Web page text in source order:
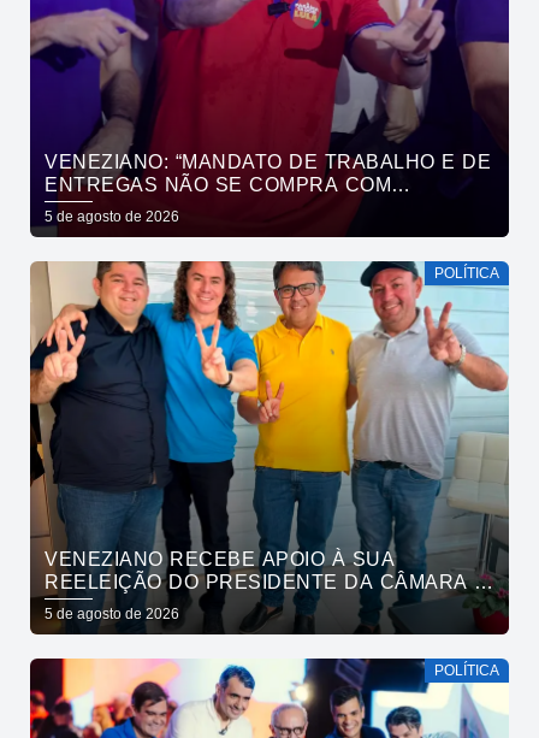
VENEZIANO: “MANDATO DE TRABALHO E DE
ENTREGAS NÃO SE COMPRA COM
DINHEIRO, SE CONQUISTA COM TRABALHO”
5 de agosto de 2026
POLÍTICA
VENEZIANO RECEBE APOIO À SUA
REELEIÇÃO DO PRESIDENTE DA CÂMARA E
VEREADORES DE SÃO BENTO
5 de agosto de 2026
POLÍTICA